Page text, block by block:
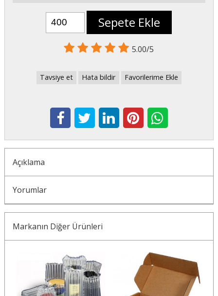
Sepete Ekle
5.00/5
Tavsiye et Hata bildir Favorilerime Ekle
Açıklama
Yorumlar
Markanın Diğer Ürünleri